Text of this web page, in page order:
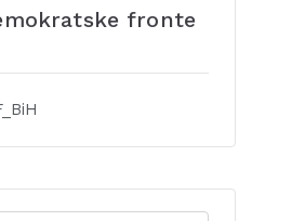
fronte